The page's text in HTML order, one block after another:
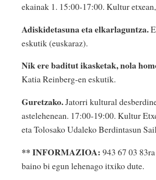
ekainak 1. 15:00-17:00. Kultur
Adiskidetasuna eta elkarlaguntza.
eskutik (euskaraz).
Nik ere baditut ikasketak, nola
Katia Reinberg-en eskutik.
Guretzako.Jatorri kultural
astelehenean. 17:00-19:00. Kultur
eta Tolosako Udaleko Berdintasun
** INFORMAZIOA: 943 67 03
baino bi egun lehenago itxiko dute.